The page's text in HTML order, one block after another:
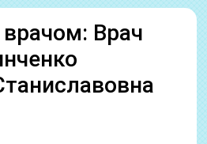
Врач